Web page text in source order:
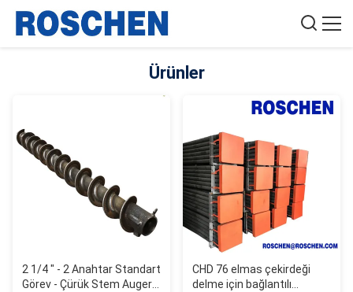
Ürünler
2 1/4 " - 2 Anahtar Standart
Görev - Çürük Stem Auger -
CHD 76 elmas çekirdeği
delme için bağlantılı